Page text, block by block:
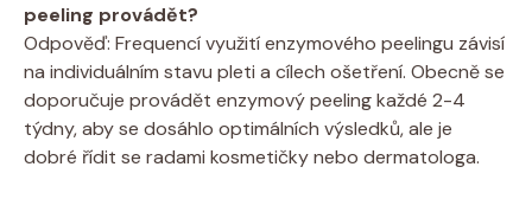
peeling provádět?
Odpověď: Frequencí využití enzymového peelingu závisí
na individuálním stavu pleti a cílech ošetření. Obecně se
doporučuje provádět enzymový peeling každé 2-4
týdny, aby se dosáhlo optimálních výsledků, ale je
dobré řídit se radami kosmetičky nebo dermatologa.